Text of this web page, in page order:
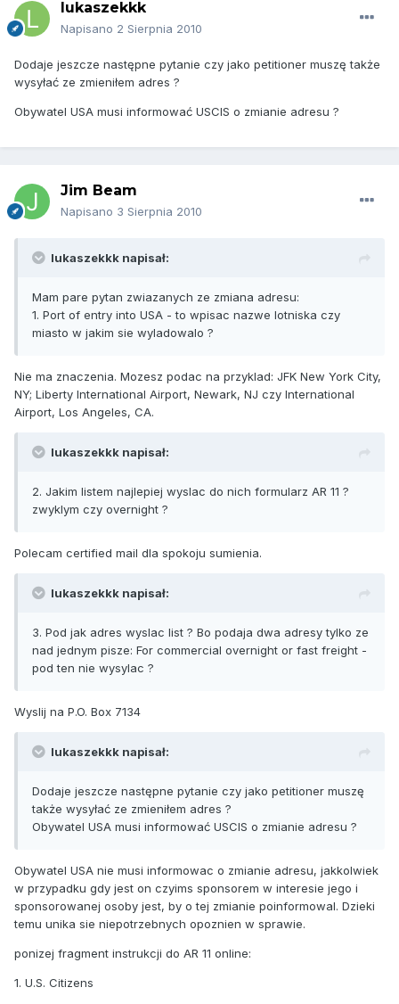
lukaszekkk
Napisano 2 Sierpnia 2010
Dodaje jeszcze następne pytanie czy jako petitioner muszę także
wysyłać ze zmieniłem adres ?
Obywatel USA musi informować USCIS o zmianie adresu ?
Jim Beam
Napisano 3 Sierpnia 2010
lukaszekkk napisał:
Mam pare pytan zwiazanych ze zmiana adresu:
1. Port of entry into USA - to wpisac nazwe lotniska czy
miasto w jakim sie wyladowalo ?
Nie ma znaczenia. Mozesz podac na przyklad: JFK New York City,
NY; Liberty International Airport, Newark, NJ czy International
Airport, Los Angeles, CA.
lukaszekkk napisał:
2. Jakim listem najlepiej wyslac do nich formularz AR 11 ?
zwyklym czy overnight ?
Polecam certified mail dla spokoju sumienia.
lukaszekkk napisał:
3. Pod jak adres wyslac list ? Bo podaja dwa adresy tylko ze
nad jednym pisze: For commercial overnight or fast freight -
pod ten nie wysylac ?
Wyslij na P.O. Box 7134
lukaszekkk napisał:
Dodaje jeszcze następne pytanie czy jako petitioner muszę
także wysyłać ze zmieniłem adres ?
Obywatel USA musi informować USCIS o zmianie adresu ?
Obywatel USA nie musi informowac o zmianie adresu, jakkolwiek
w przypadku gdy jest on czyims sponsorem w interesie jego i
sponsorowanej osoby jest, by o tej zmianie poinformowal. Dzieki
temu unika sie niepotrzebnych opoznien w sprawie.
ponizej fragment instrukcji do AR 11 online:
1. U.S. Citizens